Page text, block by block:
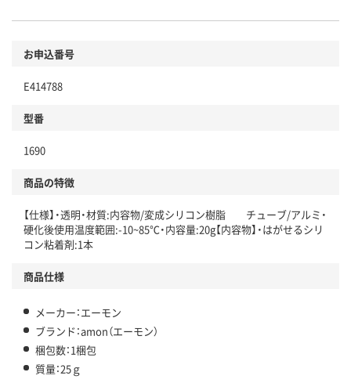
お申込番号
E414788
型番
1690
商品の特徴
【仕様】・透明・材質:内容物/変成シリコン樹脂 チューブ/アルミ・
硬化後使用温度範囲:-10~85℃・内容量:20g【内容物】・はがせるシリ
コン粘着剤:1本
商品仕様
メーカー：エーモン
ブランド：amon（エーモン）
梱包数：1梱包
質量：25ｇ